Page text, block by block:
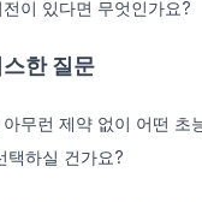
이 있다면 무엇인가요?
한 질문
무런 제약 없이 어떤 초
택하실 건가요?